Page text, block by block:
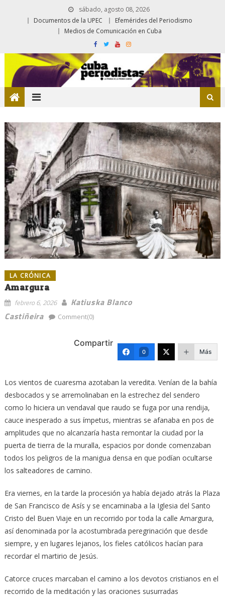
sábado, agosto 08, 2026
Documentos de la UPEC
Efemérides del Periodismo
Medios de Comunicación en Cuba
LA CRÓNICA
Amargura
febrero 6, 2026
Katiuska Blanco
Castiñeira
Comment(0)
Compartir
0 Más
Los vientos de cuaresma azotaban la veredita. Venían de la bahía
desbocados y se arremolinaban en la estrechez del sendero
como lo hiciera un vendaval que raudo se fuga por una rendija,
cauce inesperado a sus ímpetus, mientras se afanaba en pos de
amplitudes que no alcanzaría hasta remontar la ciudad por la
puerta de tierra de la muralla, espacios por donde comenzaban
todos los peligros de la manigua densa en que podían ocultarse
los salteadores de camino.
Era viernes, en la tarde la procesión ya había dejado atrás la Plaza
de San Francisco de Asís y se encaminaba a la Iglesia del Santo
Cristo del Buen Viaje en un recorrido por toda la calle Amargura,
así denominada por la acostumbrada peregrinación que desde
siempre, y en lugares lejanos, los fieles católicos hacían para
recordar el martirio de Jesús.
Catorce cruces marcaban el camino a los devotos cristianos en el
recorrido de la meditación y las oraciones susurradas